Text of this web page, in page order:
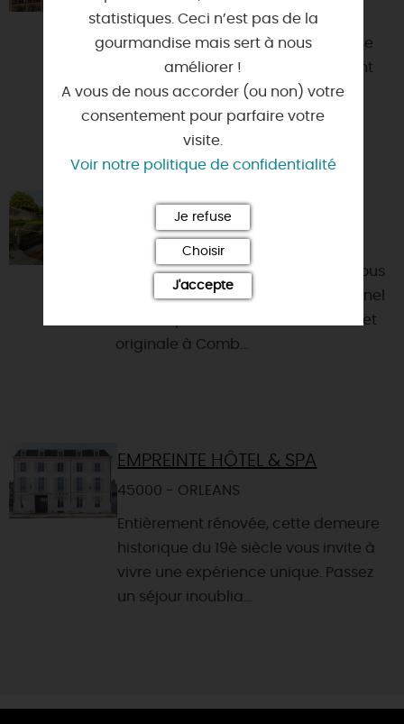
Depuis 2001, Sabine Brochard
Sommelière & Caviste vous propose
des thématiques différentes suivant
les saisons et ses découverte...
ESCAPADES LIGÉRIENNES
45800 - COMBLEUX
Avec Les Escapades Ligériennes, vous
naviguerez sur un bateau traditionnel
de Loire pour une aventure nature et
originale à Comb...
EMPREINTE HÔTEL & SPA
45000 - ORLEANS
Entièrement rénovée, cette demeure
historique du 19è siècle vous invite à
vivre une expérience unique. Passez
un séjour inoublia...
statistiques. Ceci n’est pas de la
gourmandise mais sert à nous
améliorer !
A vous de nous accorder (ou non) votre
consentement pour parfaire votre
visite.
Voir notre politique de confidentialité
Je refuse
Choisir
J'accepte